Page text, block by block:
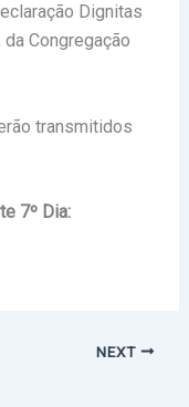
Dignitas
Congregação
transmitidos
7º Dia:
NEXT